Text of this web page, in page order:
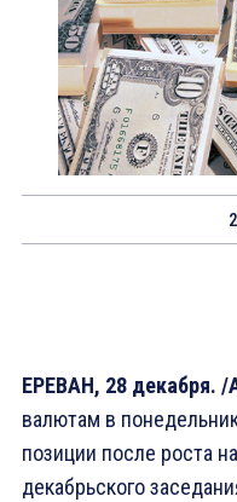
ЕРЕВАН, 28 декабря.
валютам в
позиции после роста
декабрьского